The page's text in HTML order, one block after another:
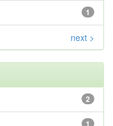
1
next >
2
1